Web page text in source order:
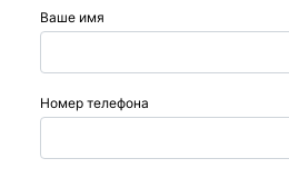
Ваше имя
Номер телефона